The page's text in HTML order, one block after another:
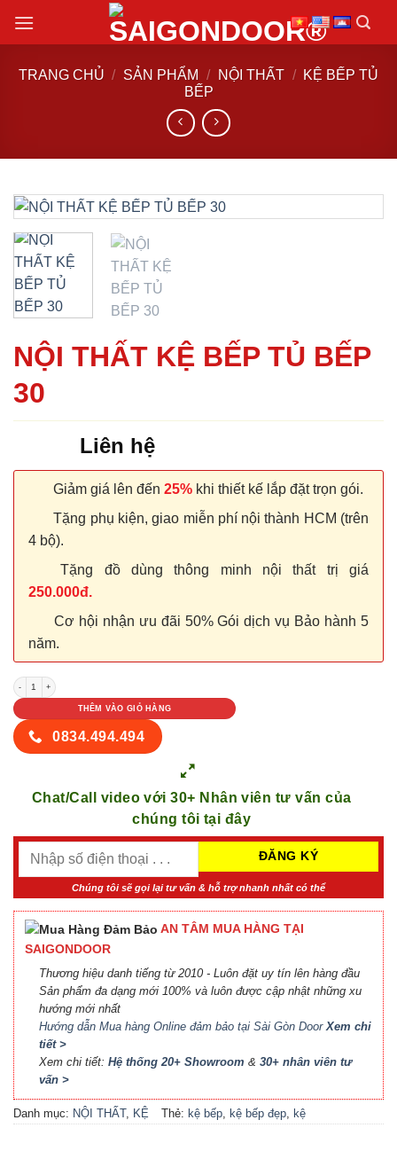
đến
dungTRANG CHỦ / SẢN PHẨM / NỘI THẤT /
KỆ BẾP TỦ
BẾP
NỘI THẤT KỆ BẾP TỦ BẾP
30
Liên hệ
Giảm giá lên đến 25% khi thiết kế lắp đặt trọn gói.
Tặng phụ kiện, giao miễn phí nội thành HCM (trên
4 bộ).
Tặng đồ dùng thông minh nội thất trị giá
250.000đ.
Cơ hội nhận ưu đãi 50% Gói dịch vụ Bảo hành 5
năm.
NỘI THẤT KỆ BẾP TỦ BẾP 30 số lượng
THÊM VÀO GIỎ HÀNG
0834.494.494
Chat/Call video với 30+ Nhân viên tư vấn của
chúng tôi tại đây
Chúng tôi sẽ gọi lại tư vấn & hỗ trợ nhanh nhất có thể
AN TÂM MUA HÀNG TẠI
SAIGONDOOR
Thương hiệu danh tiếng từ 2010 - Luôn đặt uy tín lên hàng đầu
Sản phẩm đa dạng mới 100% và luôn được cập nhật những xu
hướng mới nhất
Hướng dẫn Mua hàng Online đảm bảo tại Sài Gòn DoorXem chi
tiết >
Xem chi tiết: Hệ thống 20+ Showroom & 30+ nhân viên tư
vấn >
Danh mục: NỘI THẤT, KỆ
Thẻ: kệ bếp, kệ bếp đẹp, kệ